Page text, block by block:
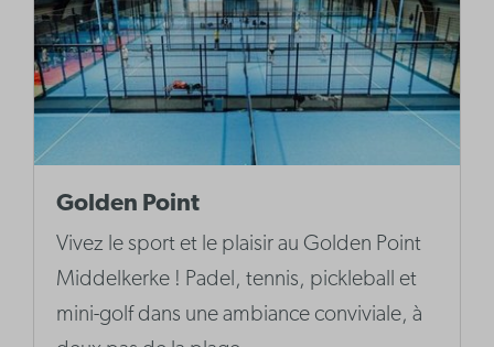
Golden Point
Vivez le sport et le plaisir au Golden Point
Middelkerke ! Padel, tennis, pickleball et
mini-golf dans une ambiance conviviale, à